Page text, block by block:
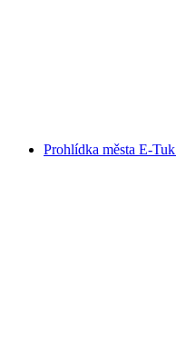
Prohlídka města E-